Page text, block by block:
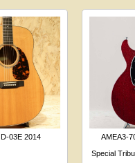
D-03E 2014 AMEA3-
Special